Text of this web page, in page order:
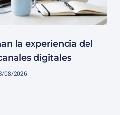
la experiencia del
digitales
08/2026